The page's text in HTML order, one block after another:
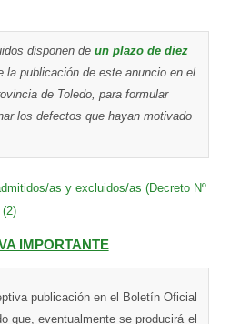
disponen de un plazo de diez
la publicación de este anuncio en el
de Toledo, para formular
los defectos que hayan motivado
as y excluidos/as (Decreto Nº
IMPORTANTE
publicación en el Boletín Oficial
que, eventualmente se producirá el